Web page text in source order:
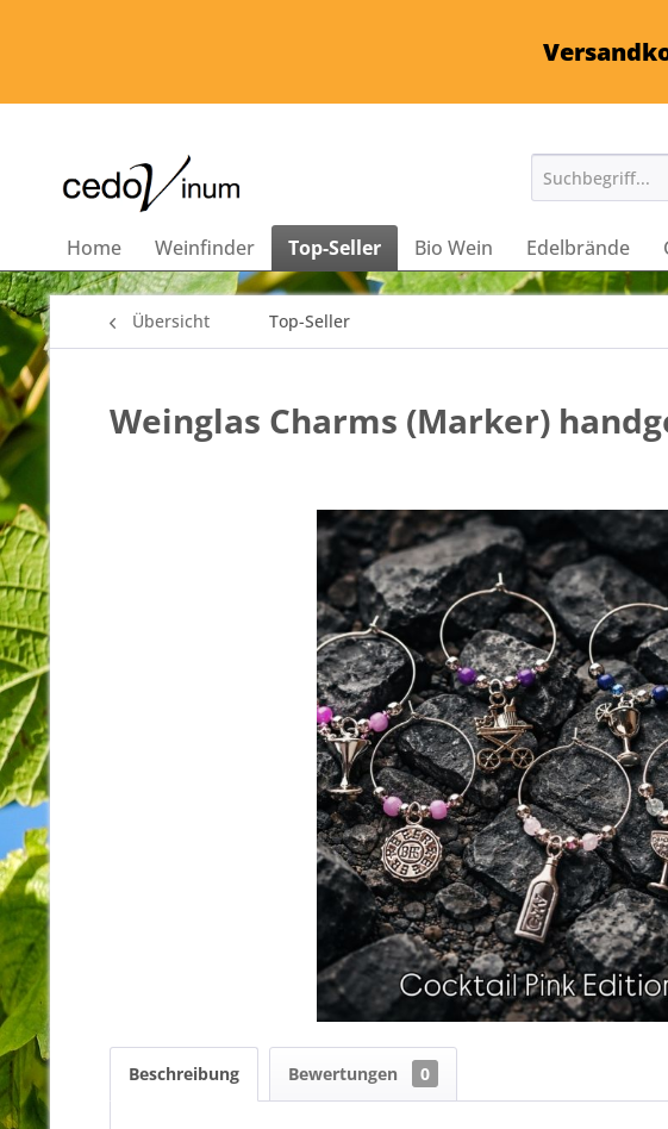
Home Weinfinder Top-Seller Bio Wein Edelbrände
Übersicht Top-Seller
Weinglas Charms (Marker)
Beschreibung Bewertungen 0